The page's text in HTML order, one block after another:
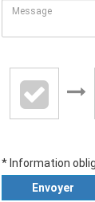
* Information
Envoyer